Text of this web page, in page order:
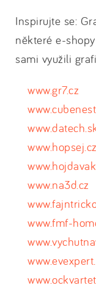
Inspirujte se:
některé e-
sami využili
www.gr7.cz
www.hopsej.cz
www.na3d.cz
www.fmf-